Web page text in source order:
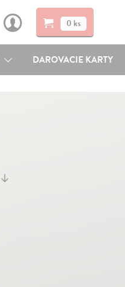
0 ks
DAROVACIE KARTY
↓